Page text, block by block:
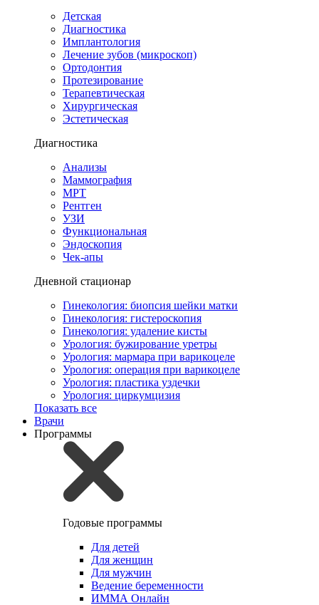
Детская
Диагностика
Имплантология
Лечение зубов (микроскоп)
Ортодонтия
Протезирование
Терапевтическая
Хирургическая
Эстетическая
Диагностика
Анализы
Маммография
МРТ
Рентген
УЗИ
Функциональная
Эндоскопия
Чек-апы
Дневной стационар
Гинекология: биопсия шейки матки
Гинекология: гистероскопия
Гинекология: удаление кисты
Урология: бужирование уретры
Урология: мармара при варикоцеле
Урология: операция при варикоцеле
Урология: пластика уздечки
Урология: циркумцизия
Показать все
Врачи
Программы
Годовые программы
Для детей
Для женщин
Для мужчин
Ведение беременности
ИММА Онлайн